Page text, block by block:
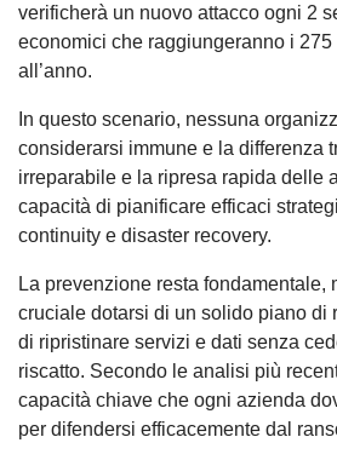
verificherà un nuovo attacco ogni 2
economici che raggiungeranno i
all’anno.
In questo scenario, nessuna
considerarsi immune e la differenza
irreparabile e la ripresa rapida delle
capacità di pianificare efficaci
continuity e disaster recovery.
La prevenzione resta fondamentale,
cruciale dotarsi di un solido piano di
di ripristinare servizi e dati senza
riscatto. Secondo le analisi più
capacità chiave che ogni azienda
per difendersi efficacemente dal